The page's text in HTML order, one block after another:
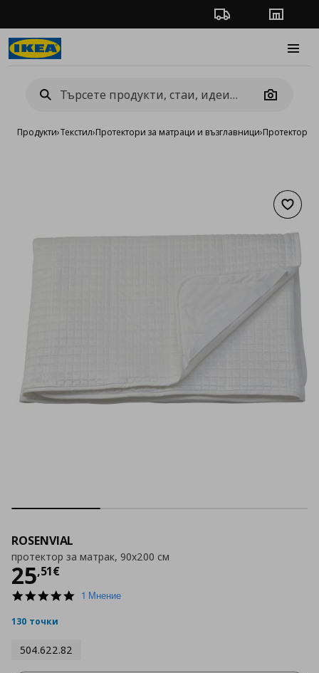
Проследяване на
Camera
Продукти›Текстил›Протектори за матраци и възглавници›Протектори
ROSENVIAL
протектор за матрак, 90x200 см
25,51€
Цена
5.01 Мнение
130 точки
504.622.82